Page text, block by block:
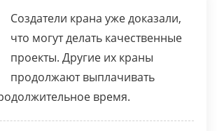
Создатели крана уже доказали,
что могут делать качественные
проекты. Другие их краны
продолжают выплачивать
время.